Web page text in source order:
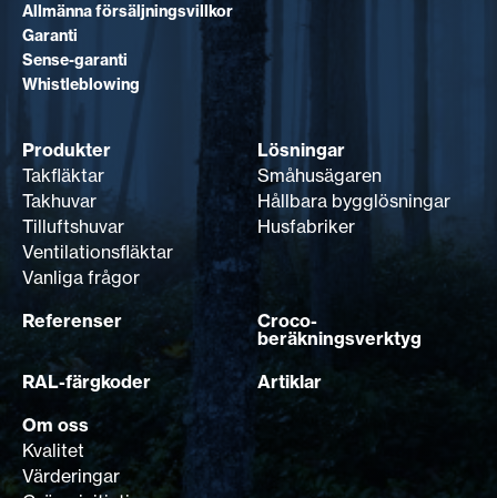
Allmänna försäljningsvillkor
Garanti
Sense-garanti
Whistleblowing
Produkter
Takfläktar
Takhuvar
Tilluftshuvar
Ventilationsfläktar
Vanliga frågor
Lösningar
Småhusägaren
Hållbara bygglösningar
Husfabriker
Referenser
Croco-
beräkningsverktyg
RAL-färgkoder
Artiklar
Om oss
Kvalitet
Värderingar